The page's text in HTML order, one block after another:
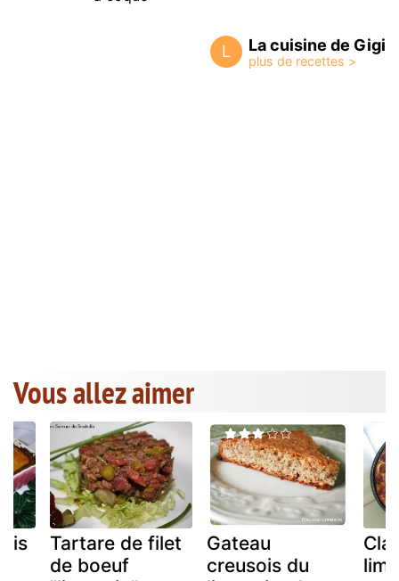
L La cuisine de Gigi
Vous allez aimer
Tartare de filet
de boeuf
Gateau
creusois du